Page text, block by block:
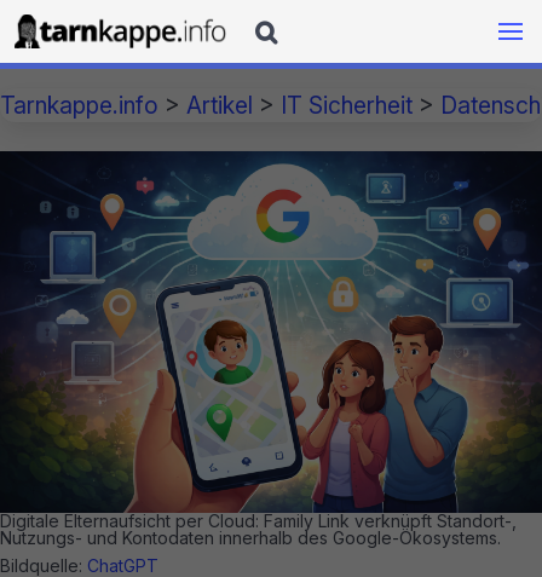

Tarnkappe.info > Artikel > IT Sicherheit >
Digitale Elternaufsicht per Cloud: Family Link verknüpft Standort-,
Nutzungs- und Kontodaten innerhalb des Google-Ökosystems.
Bildquelle: ChatGPT